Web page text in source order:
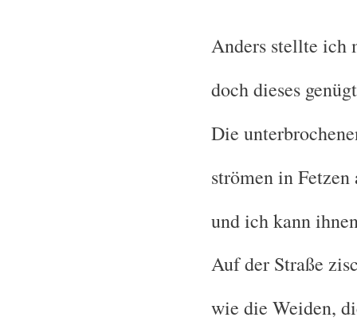
Anders stellte ich
doch dieses
Die
strömen in
und ich kann
Auf der Straße
wie die Weiden,